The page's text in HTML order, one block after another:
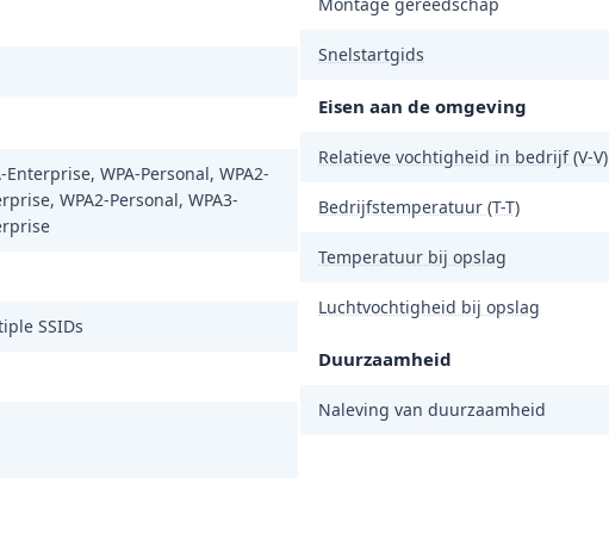
Enterprise, WPA-Personal, WPA2-
WPA2-Personal, WPA3-
SSIDs
Snelstartgids
Eisen aan de omgeving
Relatieve vochtigheid in bedrijf (V-V)
Bedrijfstemperatuur (T-T)
Temperatuur bij opslag
Luchtvochtigheid bij opslag
Duurzaamheid
Naleving van duurzaamheid